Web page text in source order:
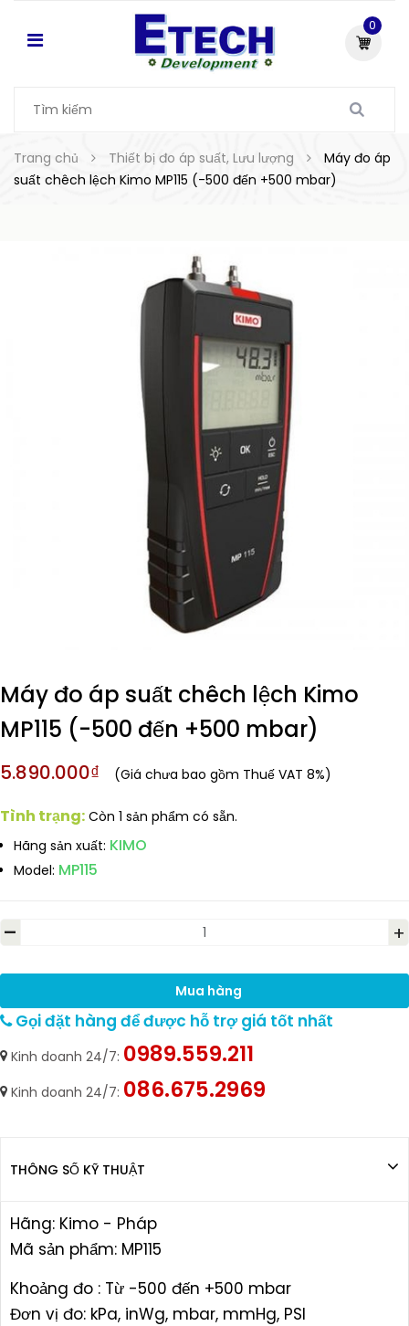
0
Trang chủ Thiết bị đo áp suất, Lưu lượng
Máy đo áp
suất chêch lệch Kimo MP115 (-500 đến +500 mbar)
Máy đo áp suất chêch lệch Kimo
MP115 (-500 đến +500 mbar)
5.890.000₫ (Giá chưa bao gồm Thuế VAT 8%)
Tình trạng: Còn 1 sản phẩm có sẵn.
Hãng sản xuất: KIMO
Model: MP115
- +
Mua hàng
Gọi đặt hàng để được hỗ trợ giá tốt nhất
Kinh doanh 24/7: 0989.559.211
Kinh doanh 24/7: 086.675.2969
THÔNG SỐ KỸ THUẬT
Hãng: Kimo - Pháp
Mã sản phẩm: MP115
Khoảng đo : Từ -500 đến +500 mbar
Đơn vị đo: kPa, inWg, mbar, mmHg, PSI